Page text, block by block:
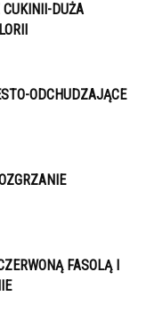
DUŻA
ODCHUDZAJĄCE
FASOLĄ I